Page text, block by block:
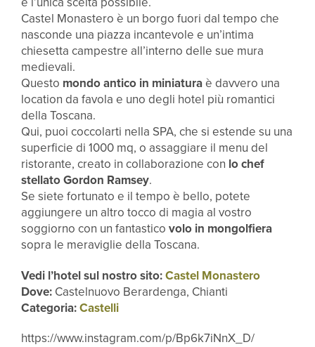
Castel Monastero è un borgo fuori dal tempo che
nasconde una piazza incantevole e un’intima
chiesetta campestre all’interno delle sue mura
medievali.
Questo mondo antico in miniaturaè davvero una
location da favola e uno degli hotel più romantici
della Toscana.
Qui, puoi coccolarti nella SPA, che si estende su una
superficie di 1000 mq, o assaggiare il menu del
ristorante, creato in collaborazione con lo chef
stellato Gordon Ramsey.
Se siete fortunato e il tempo è bello, potete
aggiungere un altro tocco di magia al vostro
soggiorno con un fantastico volo in mongolfiera
sopra le meraviglie della Toscana.
Vedi l’hotel sul nostro sito:Castel Monastero
Dove: Castelnuovo Berardenga, Chianti
Categoria:Castelli
https://www.instagram.com/p/Bp6k7iNnX_D/